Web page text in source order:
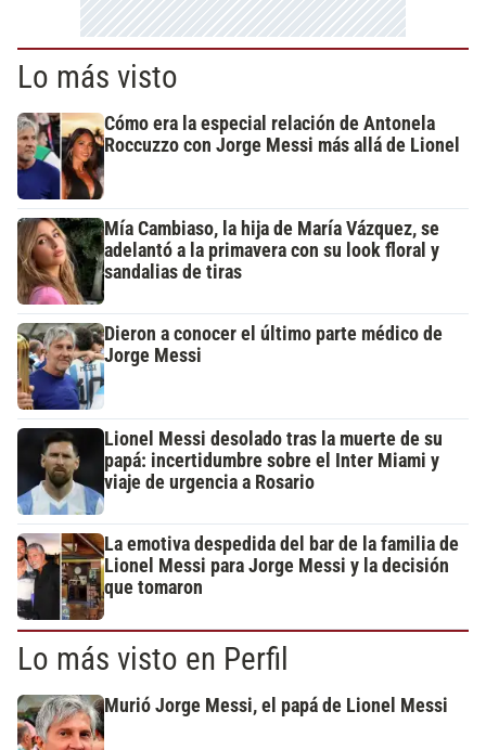
Lo más visto
Cómo era la especial relación de Antonela
Roccuzzo con Jorge Messi más allá de Lionel
Mía Cambiaso, la hija de María Vázquez, se
adelantó a la primavera con su look floral y
sandalias de tiras
Dieron a conocer el último parte médico de
Jorge Messi
Lionel Messi desolado tras la muerte de su
papá: incertidumbre sobre el Inter Miami y
viaje de urgencia a Rosario
La emotiva despedida del bar de la familia de
Lionel Messi para Jorge Messi y la decisión
que tomaron
Lo más visto en Perfil
Murió Jorge Messi, el papá de Lionel Messi